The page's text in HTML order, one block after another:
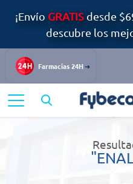
¡Envío GRATISdesde
descubre los
Farmacias 24H
Resultados de búsqueda